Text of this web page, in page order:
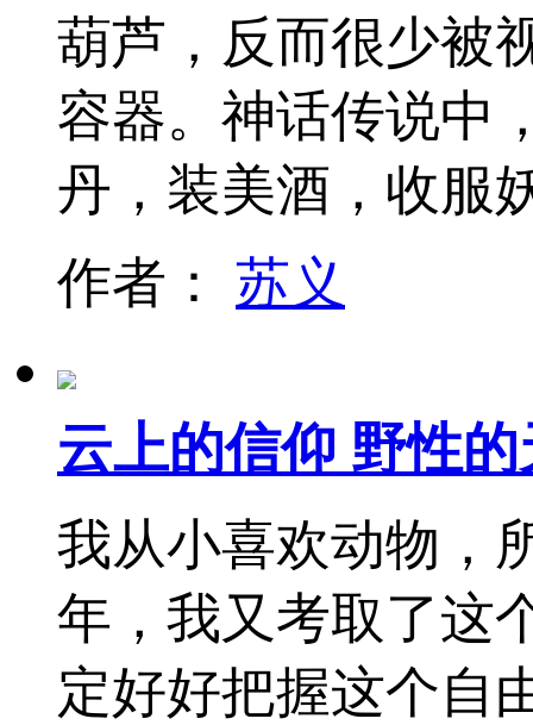
葫芦，反而很少被
容器。神话传说中
丹，装美酒，收
作者： 苏义
云上的信仰 野性
我从小喜欢动物，
年，我又考取了这
定好好把握这个自